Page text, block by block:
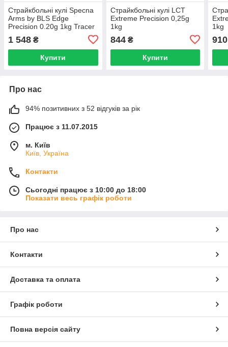
Страйкбольні кулі Specna
Arms by BLS Edge
Precision 0.20g 1kg Tracer
1 548 ₴
Купити
Страйкбольні кулі LCT
Extreme Precision 0,25g
1kg
844₴
Купити
1kg
910
Про нас
94% позитивних з 52 відгуків за рік
Працює з 11.07.2015
м. Київ
Київ, Україна
Контакти
Сьогодні працює з 10:00 до 18:00
Показати весь графік роботи
Про нас
Контакти
Доставка та оплата
Графік роботи
Повна версія сайту